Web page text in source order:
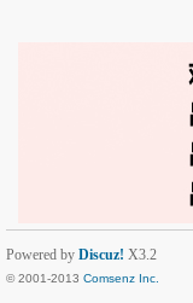
Powered by Discuz! X3.2
© 2001-2013 Comsenz Inc.